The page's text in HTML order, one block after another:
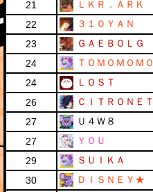
21
ＬＫＲ．ＡＲＫ
22
３１０ＹＡＮ
23
ＧＡＥＢＯＬＧ
24
ＴＯＭＯＭＯＭＯ
24
ＬＯＳＴ
26
ＣＩＴＲＯＮＥＴ
27
Ｕ４Ｗ８
27
ＹＯＵ
29
ＳＵＩＫＡ
30
ＤＩＳＮＥＹ★